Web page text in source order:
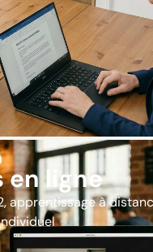
en ligne
apprentissage à